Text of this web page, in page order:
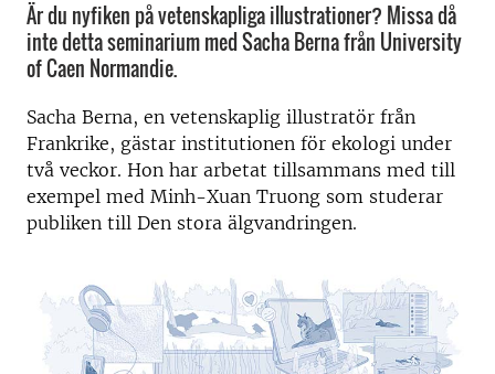
Är du nyfiken på vetenskapliga illustrationer? Missa då
inte detta seminarium med Sacha Berna från University
of Caen Normandie.
Sacha Berna, en vetenskaplig illustratör från
Frankrike, gästar institutionen för ekologi under
två veckor. Hon har arbetat tillsammans med till
exempel med Minh-Xuan Truong som studerar
publiken till Den stora älgvandringen.